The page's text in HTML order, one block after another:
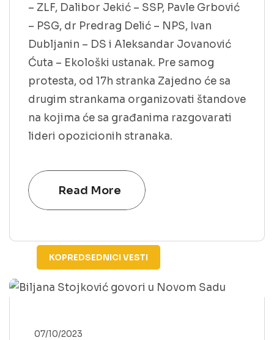
– ZLF, Dalibor Jekić – SSP, Pavle Grbović
– PSG, dr Predrag Delić – NPS, Ivan
Dubljanin – DS i Aleksandar Jovanović
Ćuta – Ekološki ustanak. Pre samog
protesta, od 17h stranka Zajedno će sa
drugim strankama organizovati štandove
na kojima će sa građanima razgovarati
lideri opozicionih stranaka.
Read More
KOPREDSEDNICI VESTI
07/10/2023